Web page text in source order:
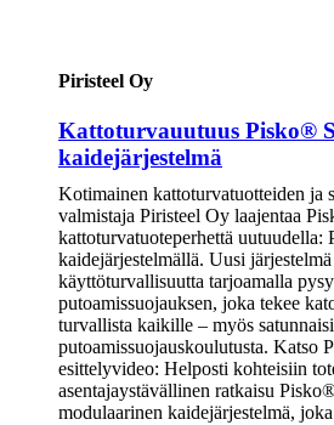
Piristeel Oy
Kattoturvauutuus Pisko®
kaidejärjestelmä
Kotimainen kattoturvatuotteiden ja
valmistaja Piristeel Oy laajentaa
kattoturvatuoteperhettä uutuudella:
kaidejärjestelmällä. Uusi
käyttöturvallisuutta tarjoamalla
putoamissuojauksen, joka tekee
turvallista kaikille – myös
putoamissuojauskoulutusta. Katso
esittelyvideo: Helposti kohteisiin
asentajaystävällinen ratkaisu
modulaarinen kaidejärjestelmä,